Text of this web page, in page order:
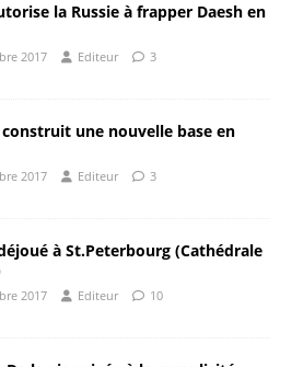
la Russie à frapper Daesh en
2017 Editeur 3
construit une nouvelle base en
2017 Editeur 3
à St.Peterbourg (Cathédrale
2017 Editeur 10